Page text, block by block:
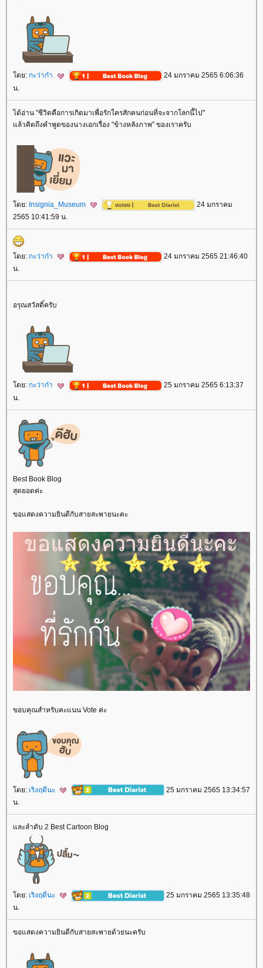
ดย: กะว่าก๋า
24 มกราคม 2565 6:06:36
น.
ได้อ่าน "ชีวิตคือการเกิดมาเพื่อรักใครสักคนก่อนที่จะจากโลกนี้ไป"
ล้วคิดถึงคำพูดของนางเอกเรื่อง "ข้างหลังภาพ" ของเราครับ
ดย: Insignia_Museum
24 มกราคม
2565 10:41:59 น.
ดย: กะว่าก๋า
24 มกราคม 2565 21:46:40
น.
อรุณสวัสดิ์ครับ
ดย: กะว่าก๋า
25 มกราคม 2565 6:13:37
น.
Best Book Blog
สุดยอดค่ะ
ขอแสดงความยินดีกับสายสะพายนะคะ
ขอบคุณสำหรับคะแนน Vote ค่ะ
ดย: เริงฤดีนะ
25 มกราคม 2565 13:34:57
น.
ละลำดับ 2 Best Cartoon Blog
ดย: เริงฤดีนะ
25 มกราคม 2565 13:35:48
น.
ขอแสดงความยินดีกับสายสะพายด้วยนะครับ